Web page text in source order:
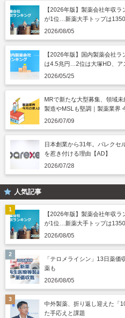
【2026年版】製薬会社年収
が1位…新薬大手トップは
2026/08/05
【2026年版】国内製薬会社
は4.5兆円…2位は大塚HD、ア
円突破
2026/05/25
MRで新たな大型募集、領域
製造やMSLも堅調｜製薬業界
（2026年7月）
2026/07/09
日本創業から31年。パレクセ
を惹き付ける理由【AD】
2026/07/28
人気記事
【2026年版】製薬会社年収
が1位…新薬大手トップは
2026/08/05
「テロメライシン」13日薬
薬も
2026/08/05
中外製薬、折り返し迎えた「
た手応えと課題